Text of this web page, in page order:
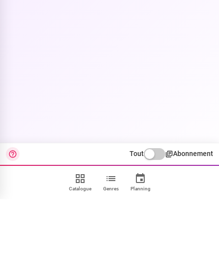
Catalogue Genres Planning
Tout Abonnement